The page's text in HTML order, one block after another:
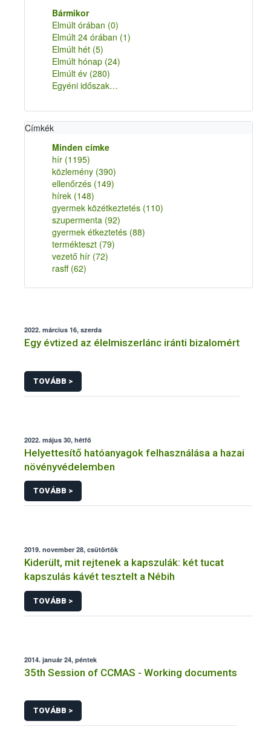
Bármikor
Elmúlt órában (0)
Elmúlt 24 órában (1)
Elmúlt hét (5)
Elmúlt hónap (24)
Elmúlt év (280)
Egyéni időszak…
Címkék
Minden címke
hír (1195)
közlemény (390)
ellenőrzés (149)
hírek (148)
gyermek közétkeztetés (110)
szupermenta (92)
gyermek étkeztetés (88)
termékteszt (79)
vezető hír (72)
rasff (62)
2022. március 16, szerda
Egy évtized az élelmiszerlánc iránti bizalomért
TOVÁBB >
2022. május 30, hétfő
Helyettesítő hatóanyagok felhasználása a hazai
növényvédelemben
TOVÁBB >
2019. november 28, csütörtök
Kiderült, mit rejtenek a kapszulák: két tucat
kapszulás kávét tesztelt a Nébih
TOVÁBB >
2014. január 24, péntek
35th Session of CCMAS - Working documents
TOVÁBB >